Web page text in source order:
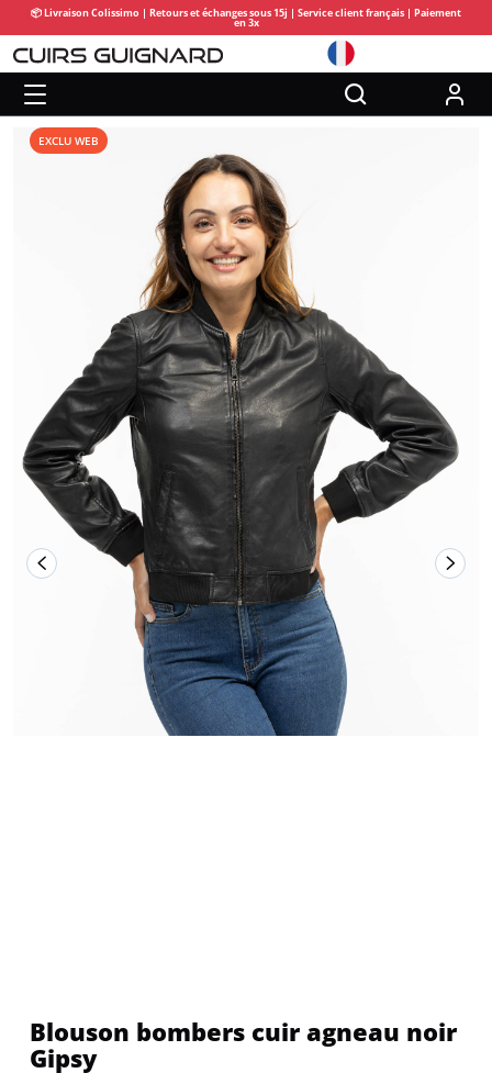
📦 Livraison Colissimo | Retours et échanges sous 15j | Service client français | Paiement
en 3x
Blouson bombers cuir agneau noir
Gipsy
EXCLU WEB